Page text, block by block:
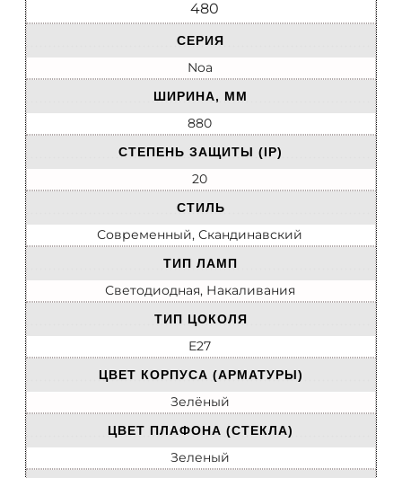
480
СЕРИЯ
Noa
ШИРИНА, ММ
880
СТЕПЕНЬ ЗАЩИТЫ (IP)
20
СТИЛЬ
Современный, Скандинавский
ТИП ЛАМП
Светодиодная, Накаливания
ТИП ЦОКОЛЯ
E27
ЦВЕТ КОРПУСА (АРМАТУРЫ)
Зелёный
ЦВЕТ ПЛАФОНА (СТЕКЛА)
Зеленый